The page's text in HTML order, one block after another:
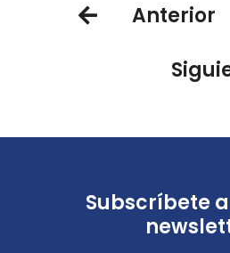
Anterior
Subscríbete